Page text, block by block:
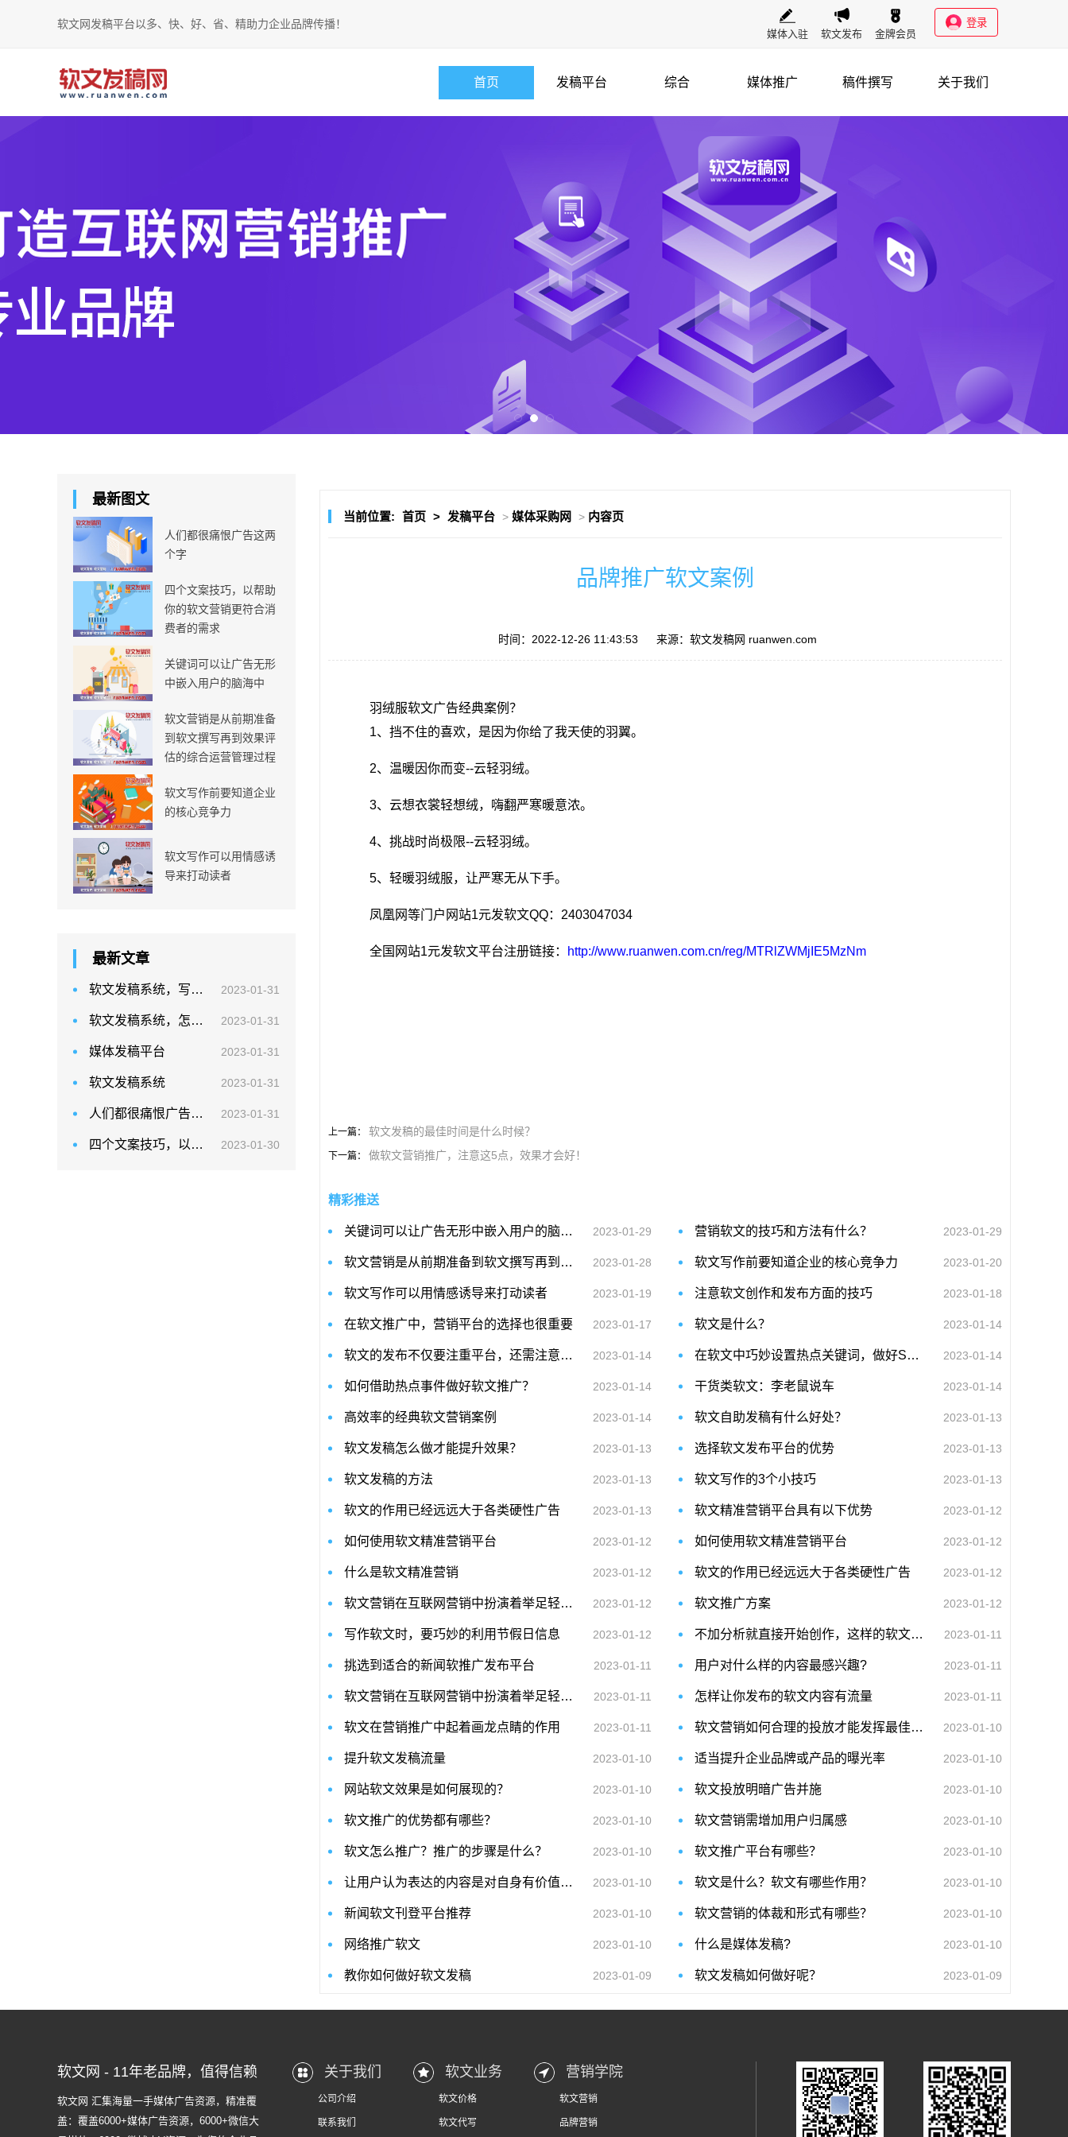
软文网发稿平台以多、快、好、省、精助力企业品牌传播！
媒体入驻 软文发布 金牌会员
登录
首页 发稿平台 综合 媒体推广 稿件撰写 关于我们
最新图文
人们都很痛恨广告这两
个字
四个文案技巧，以帮助
你的软文营销更符合消
费者的需求
关键词可以让广告无形
中嵌入用户的脑海中
软文营销是从前期准备
到软文撰写再到效果评
估的综合运营管理过程
软文写作前要知道企业
的核心竞争力
软文写作可以用情感诱
导来打动读者
最新文章
软文发稿系统，写好的文章去哪里投稿 2023-01-31
软文发稿系统，怎么样投稿发表文章 2023-01-31
媒体发稿平台 2023-01-31
软文发稿系统 2023-01-31
人们都很痛恨广告这两个字 2023-01-31
四个文案技巧，以帮助你的软文营销更符合消费者的需求 2023-01-30
当前位置: 首页 > 发稿平台 > 媒体采购网 > 内容页
品牌推广软文案例
时间：2022-12-26 11:43:53 来源：软文发稿网 ruanwen.com
羽绒服软文广告经典案例？
1、挡不住的喜欢，是因为你给了我天使的羽翼。
2、温暖因你而变--云轻羽绒。
3、云想衣裳轻想绒，嗨翻严寒暖意浓。
4、挑战时尚极限--云轻羽绒。
5、轻暖羽绒服，让严寒无从下手。
凤凰网等门户网站1元发软文QQ：2403047034
全国网站1元发软文平台注册链接： http://www.ruanwen.com.cn/reg/MTRlZWMjIE5MzNm
上一篇： 软文发稿的最佳时间是什么时候？
下一篇： 做软文营销推广，注意这5点，效果才会好！
精彩推送
关键词可以让广告无形中嵌入用户的脑海中 2023-01-29 营销软文的技巧和方法有什么？ 2023-01-29
软文营销是从前期准备到软文撰写再到效果评估的综合运营管理过程 2023-01-28 软文写作前要知道企业的核心竞争力 2023-01-20
软文写作可以用情感诱导来打动读者 2023-01-19 注意软文创作和发布方面的技巧 2023-01-18
在软文推广中，营销平台的选择也很重要 2023-01-17 软文是什么？ 2023-01-14
软文的发布不仅要注重平台，还需注意时间和频率。 2023-01-14 在软文中巧妙设置热点关键词，做好SEO优化。 2023-01-14
如何借助热点事件做好软文推广？ 2023-01-14 干货类软文：李老鼠说车 2023-01-14
高效率的经典软文营销案例 2023-01-14 软文自助发稿有什么好处？ 2023-01-13
软文发稿怎么做才能提升效果？ 2023-01-13 选择软文发布平台的优势 2023-01-13
软文发稿的方法 2023-01-13 软文写作的3个小技巧 2023-01-13
软文的作用已经远远大于各类硬性广告 2023-01-13 软文精准营销平台具有以下优势 2023-01-12
如何使用软文精准营销平台 2023-01-12 如何使用软文精准营销平台 2023-01-12
什么是软文精准营销 2023-01-12 软文的作用已经远远大于各类硬性广告 2023-01-12
软文营销在互联网营销中扮演着举足轻重的作用 2023-01-12 软文推广方案 2023-01-12
写作软文时，要巧妙的利用节假日信息 2023-01-12 不加分析就直接开始创作，这样的软文方式是错误的 2023-01-11
挑选到适合的新闻软推广发布平台 2023-01-11 用户对什么样的内容最感兴趣? 2023-01-11
软文营销在互联网营销中扮演着举足轻重的作用 2023-01-11 怎样让你发布的软文内容有流量 2023-01-11
软文在营销推广中起着画龙点睛的作用 2023-01-11 软文营销如何合理的投放才能发挥最佳效果 2023-01-10
提升软文发稿流量 2023-01-10 适当提升企业品牌或产品的曝光率 2023-01-10
网站软文效果是如何展现的？ 2023-01-10 软文投放明暗广告并施 2023-01-10
软文推广的优势都有哪些？ 2023-01-10 软文营销需增加用户归属感 2023-01-10
软文怎么推广？推广的步骤是什么？ 2023-01-10 软文推广平台有哪些？ 2023-01-10
让用户认为表达的内容是对自身有价值的有用的 2023-01-10 软文是什么？软文有哪些作用？ 2023-01-10
新闻软文刊登平台推荐 2023-01-10 软文营销的体裁和形式有哪些？ 2023-01-10
网络推广软文 2023-01-10 什么是媒体发稿? 2023-01-10
教你如何做好软文发稿 2023-01-09 软文发稿如何做好呢？ 2023-01-09
软文网 - 11年老品牌，值得信赖
软文网 汇集海量一手媒体广告资源，精准覆
盖：覆盖6000+媒体广告资源，6000+微信大
关于我们
公司介绍
联系我们
软文业务
软文价格
软文代写
营销学院
软文营销
品牌营销